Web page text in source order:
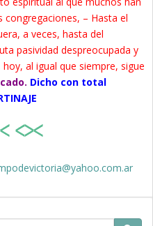
– Hasta el
a veces, hasta del
pasividad despreocupada y
al igual que siempre, sigue
Dicho con total